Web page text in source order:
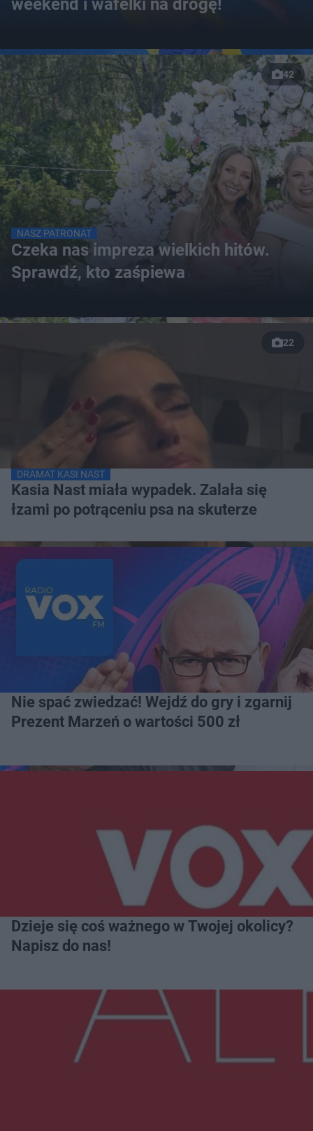
weekend i wafelki na drogę!
42
NASZ PATRONAT
Czeka nas impreza wielkich hitów.
Sprawdź, kto zaśpiewa
22
DRAMAT KASI NAST
Kasia Nast miała wypadek. Zalała się
łzami po potrąceniu psa na skuterze
Nie spać zwiedzać! Wejdź do gry i zgarnij
Prezent Marzeń o wartości 500 zł
Dzieje się coś ważnego w Twojej okolicy?
Napisz do nas!
Więcej